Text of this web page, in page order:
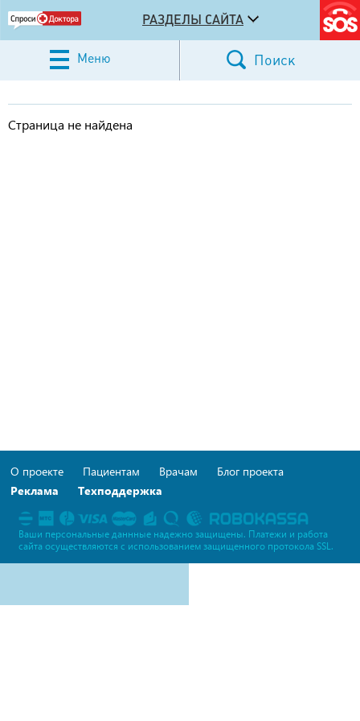
РАЗДЕЛЫ САЙТА
Меню Поиск
Страница не найдена
О проекте Пациентам Врачам
Блог проекта
Реклама
Техподдержка
Ваши персональные даннные надежно защищены. Платежи и работа
сайта осуществляются c использованием защищенного протокола SSL.